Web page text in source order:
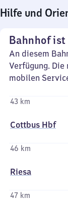
Hilfe und
Bahnhof
An diesem
Verfügung. Die
mobilen
43 km
Cottbus Hbf
46 km
Riesa
47 km